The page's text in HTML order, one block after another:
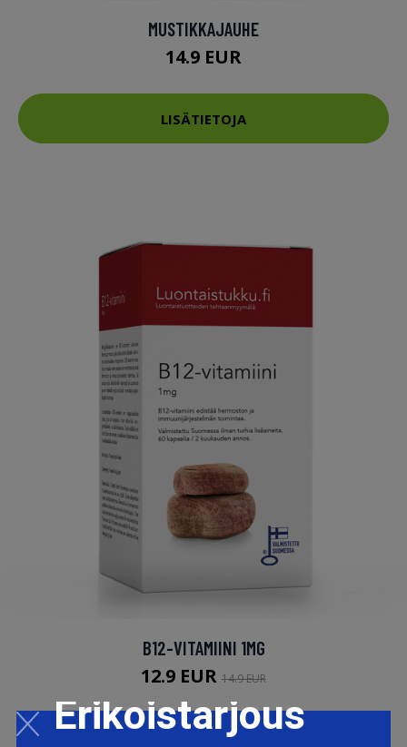
MUSTIKKAJAUHE
14.9 EUR
LISÄTIETOJA
B12-VITAMIINI 1MG
12.9 EUR 14.9 EUR
LISÄTIETOJA
Erikoistarjous